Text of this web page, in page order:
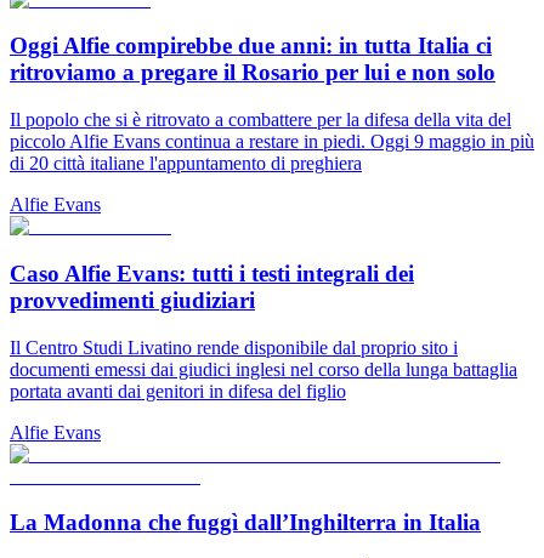
Oggi Alfie compirebbe due anni: in tutta Italia ci
ritroviamo a pregare il Rosario per lui e non solo
Il popolo che si è ritrovato a combattere per la difesa della vita del
piccolo Alfie Evans continua a restare in piedi. Oggi 9 maggio in più
di 20 città italiane l'appuntamento di preghiera
Alfie Evans
Caso Alfie Evans: tutti i testi integrali dei
provvedimenti giudiziari
Il Centro Studi Livatino rende disponibile dal proprio sito i
documenti emessi dai giudici inglesi nel corso della lunga battaglia
portata avanti dai genitori in difesa del figlio
Alfie Evans
La Madonna che fuggì dall’Inghilterra in Italia